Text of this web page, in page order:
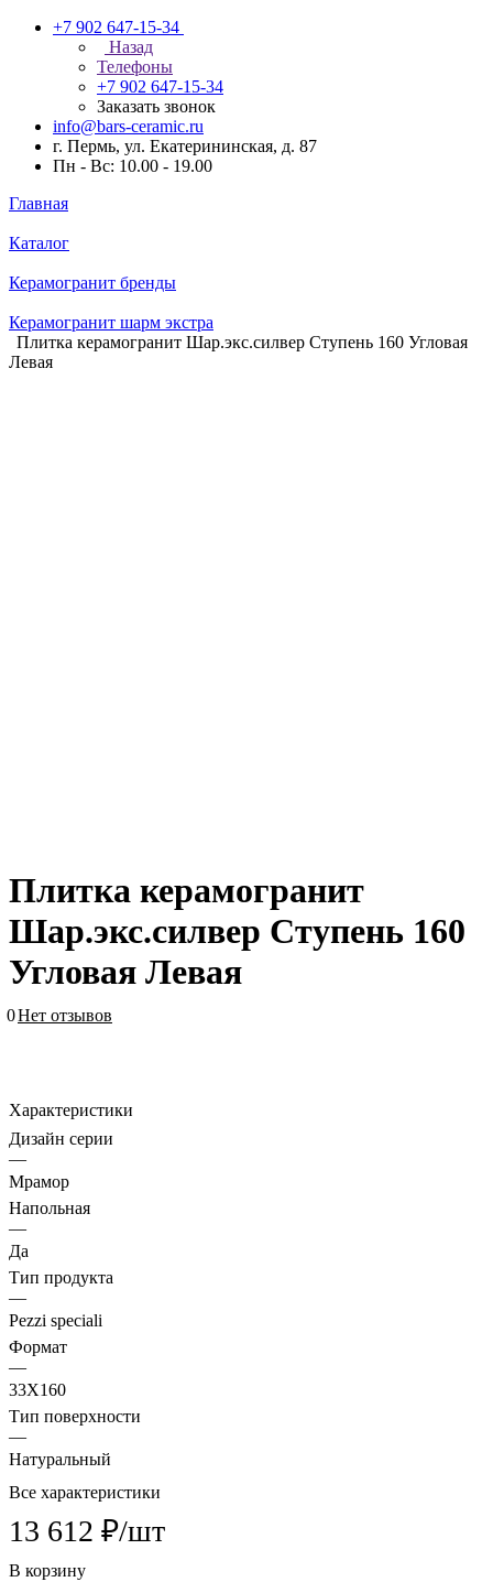
+7 902 647-15-34
Назад
Телефоны
+7 902 647-15-34
Заказать звонок
info@bars-ceramic.ru
г. Пермь, ул. Екатерининская, д. 87
Пн - Вс: 10.00 - 19.00
Главная
Каталог
Керамогранит бренды
Керамогранит шарм экстра
Плитка керамогранит Шар.экс.силвер Ступень 160 Угловая
Левая
Плитка керамогранит
Шар.экс.силвер Ступень 160
Угловая Левая
0Нет отзывов
Характеристики
Дизайн серии
—
Мрамор
Напольная
—
Да
Тип продукта
—
Pezzi speciali
Формат
—
33X160
Тип поверхности
—
Натуральный
Все характеристики
13 612 ₽/шт
В корзину